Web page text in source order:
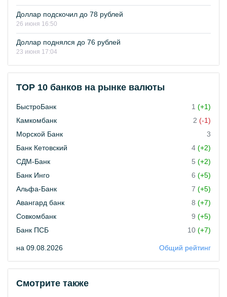
Доллар подскочил до 78 рублей
26 июня 16:50
Доллар поднялся до 76 рублей
23 июня 17:04
TOP 10 банков на рынке валюты
БыстроБанк 1 (+1)
Камкомбанк
2 (-1)
Морской Банк
3
Банк Кетовский
4 (+2)
СДМ-Банк
5 (+2)
Банк Инго
6 (+5)
Альфа-Банк
7 (+5)
Авангард банк
8 (+7)
Совкомбанк
9 (+5)
Банк ПСБ
10 (+7)
на 09.08.2026 Общий рейтинг
Смотрите также